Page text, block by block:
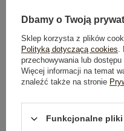
GŁÓWNE PARAMETRY
OPINIE O PRODUKCIE (0)
WYSYŁKA I DOSTAWA
Dbamy o Twoją
Sklep korzysta z plików
Polityką dotyczącą cookies.
przechowywania lub
Więcej informacji na temat
znaleźć także na stronie
Funkcjonalne